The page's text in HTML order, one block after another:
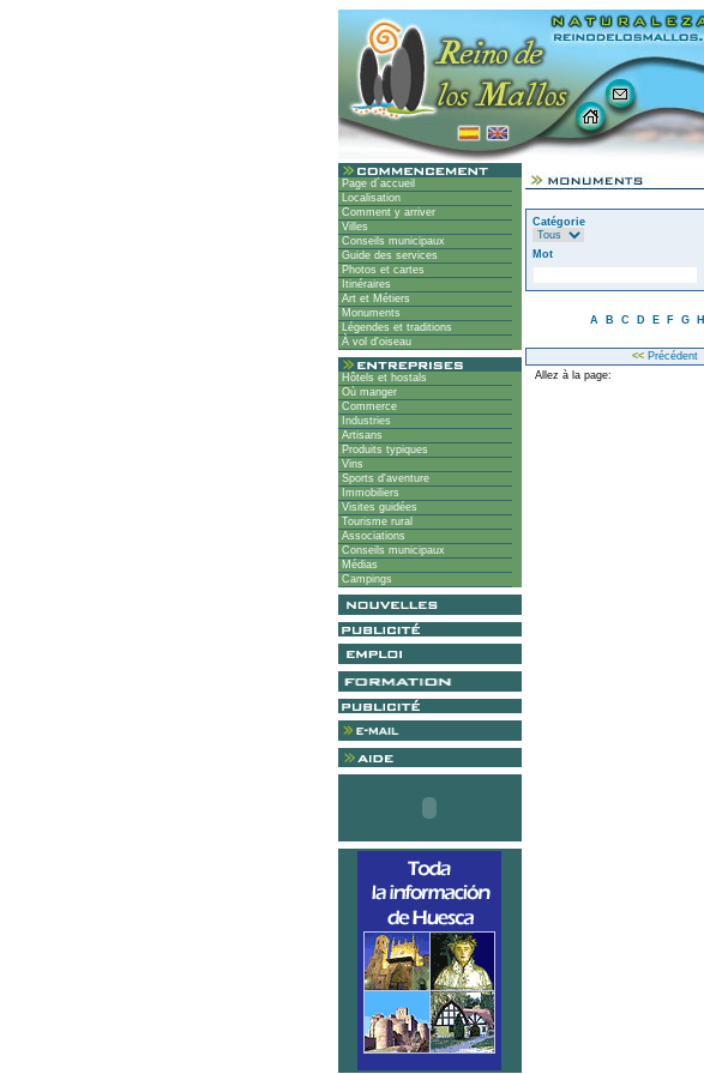
Page d´accueil
Localisation
Comment y arriver
Villes
Conseils municipaux
Guide des services
Photos et cartes
Itinéraires
Art et Métiers
Monuments
Légendes et traditions
À vol d'oiseau
Hôtels et hostals
Où manger
Commerce
Industries
Artisans
Produits typiques
Vins
Sports d'aventure
Immobiliers
Visites guidées
Tourisme rural
Associations
Conseils municipaux
Médias
Campings
Catégorie
Mot
A B C D E F G H
<<Précédent
Allez à la page: